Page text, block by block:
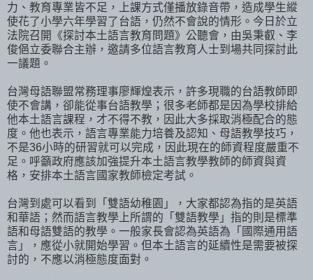
力、教育專業皆不足，上課方式僅播放錄音帶，造成學生縱
使花了小學六年學習了台語，仍然不會說的情形。今日於立
法院召開《探討本土語言教育問題》公聽會，由吳秉叡、李
俊俋立委聯合主辦，邀請多位語言教育人士到場共同探討此
一議題。
台灣母語聯盟常務理事廖輝煌表示，許多現職的台語教師即
使不會講，卻能從事台語教學；很多老師都是因為學校排給
他本土語言課程，才不得不教，因此大多採取消極配合的態
度。他也表示，語言專業能力培養及認知、母語教學技巧，
不是36小時的研習就可以完成，因此現在的師資程度嚴重不
足。呼籲政府應該加強提升本土語言教學教師的師資與資
格，安排本土語言國家教師檢定考試。
台灣到處可以看到「雙語幼稚園」，大家都認為指的是英語
和華語；然而語言教學上所謂的「雙語教學」指的則是標準
語和母語雙語的教學。一般家長會認為英語為「國際通用語
言」，應從小就開始學習。但本土語言的延續性是需要被探
討的，不應以消極態度面對。